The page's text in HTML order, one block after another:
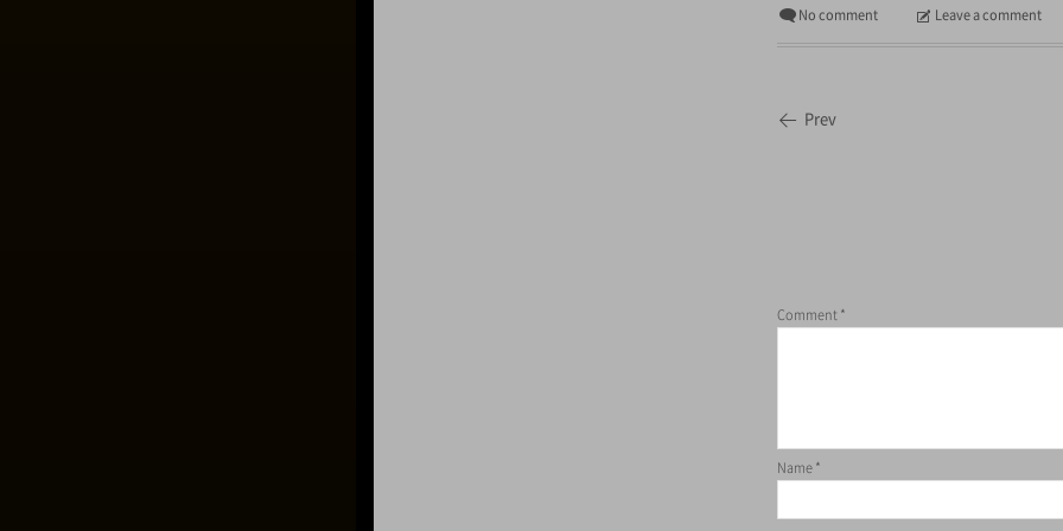
No comment Leave a comment
Prev
Comment*
Name*